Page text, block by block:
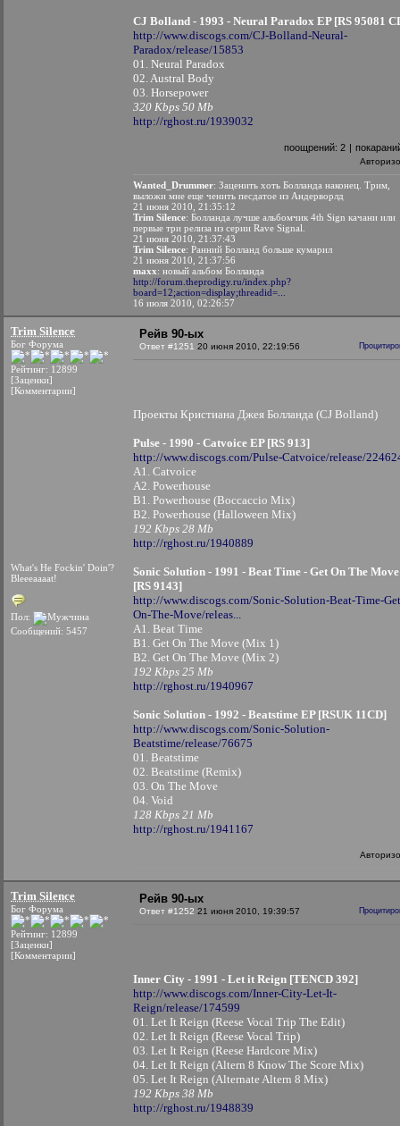
CJ Bolland - 1993 - Neural Paradox EP [RS 95081
http://www.discogs.com/CJ-Bolland-Neural-
Paradox/release/15853
01. Neural Paradox
02. Austral Body
03. Horsepower
320 Kbps 50 Mb
http://rghost.ru/1939032
поощрений: 2 |
Wanted_Drummer: Заценить хоть Болланда наконец. Трим,
выложи мне еще ченить песдатое из Андерворлд
21 июня 2010, 21:35:12
Trim Silence: Болланда лучше альбомчик 4th Sign качани или
первые три релиза из серии Rave Signal.
21 июня 2010, 21:37:43
Trim Silence: Ранний Болланд больше кумарил
21 июня 2010, 21:37:56
maxx: новый альбом Болланда
http://forum.theprodigy.ru/index.php?
board=12;action=display;threadid=...
16 июля 2010, 02:26:57
Trim Silence
Бог Форума
Рейтинг: 12899
[Заценки]
[Комментарии]
What's He Fockin' Doin'?
Bleeeaaaat!
Пол:
Сообщений: 5457
Рейв 90-ых
Ответ #1251 20 июня 2010, 22:19:56
Проекты Кристиана Джея Болланда (CJ Bolland)
Pulse - 1990 - Catvoice EP [RS 913]
http://www.discogs.com/Pulse-Catvoice/release/
A1. Catvoice
A2. Powerhouse
B1. Powerhouse (Boccaccio Mix)
B2. Powerhouse (Halloween Mix)
192 Kbps 28 Mb
http://rghost.ru/1940889
Sonic Solution - 1991 - Beat Time - Get On The
[RS 9143]
http://www.discogs.com/Sonic-Solution-Beat-Time-
On-The-Move/releas...
A1. Beat Time
B1. Get On The Move (Mix 1)
B2. Get On The Move (Mix 2)
192 Kbps 25 Mb
http://rghost.ru/1940967
Sonic Solution - 1992 - Beatstime EP [RSUK 11CD]
http://www.discogs.com/Sonic-Solution-
Beatstime/release/76675
01. Beatstime
02. Beatstime (Remix)
03. On The Move
04. Void
128 Kbps 21 Mb
http://rghost.ru/1941167
Trim Silence
Бог Форума
Рейтинг: 12899
[Заценки]
[Комментарии]
Рейв 90-ых
Ответ #1252 21 июня 2010, 19:39:57
Inner City - 1991 - Let it Reign [TENCD 392]
http://www.discogs.com/Inner-City-Let-It-
Reign/release/174599
01. Let It Reign (Reese Vocal Trip The Edit)
02. Let It Reign (Reese Vocal Trip)
03. Let It Reign (Reese Hardcore Mix)
04. Let It Reign (Altern 8 Know The Score Mix)
05. Let It Reign (Alternate Altern 8 Mix)
192 Kbps 38 Mb
http://rghost.ru/1948839